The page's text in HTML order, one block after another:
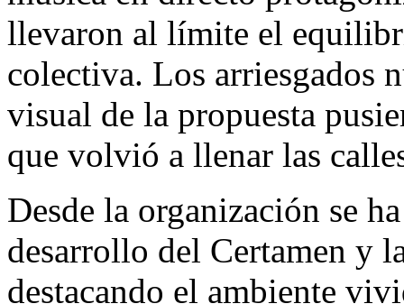
llevaron al límite el
colectiva. Los arriesgados
visual de la propuesta
que volvió a llenar las
Desde la organización se
desarrollo del Certamen y
destacando el ambiente